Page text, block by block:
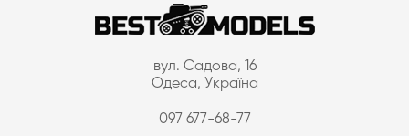
вул. Садова, 16
Одеса, Україна
097 677-68-77